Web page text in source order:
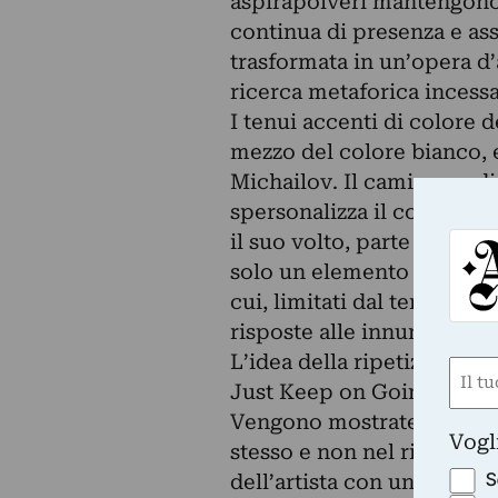
continua di presenza e
trasformata in un’opera
ricerca metaforica
I tenui accenti di colore
mezzo del colore
Michailov. Il camice
spersonalizza il corpo
il suo volto, parte
solo un elemento del
cui, limitati dal tempo
risposte alle
L’idea della ripetizione
Just Keep on Going,
Vengono mostrate azioni
stesso e non nel risultato
dell’artista con un
Nome